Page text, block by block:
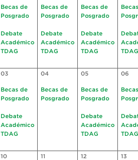
Becas de
Posgrado
Debate
Académico
TDAG
Becas de
Posgrado
Debate
Académico
TDAG
Becas de
Posgrado
Debate
Académico
TDAG
TDAG
03
Becas de
Posgrado
Debate
Académico
TDAG
04
Becas de
Posgrado
05
Becas de
Posgrado
Debate
Académico
TDAG
06
TDAG
10 11 12 13